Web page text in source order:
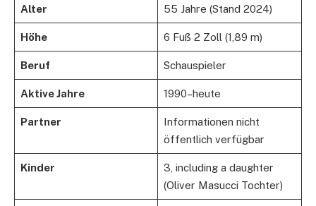
Alter 55 Jahre (Stand 2024)
Höhe 6 Fuß 2 Zoll (1,89 m)
Beruf Schauspieler
Aktive Jahre 1990–heute
Partner
Informationen nicht
öffentlich verfügbar
Kinder
3, including a daughter
(Oliver Masucci Tochter)